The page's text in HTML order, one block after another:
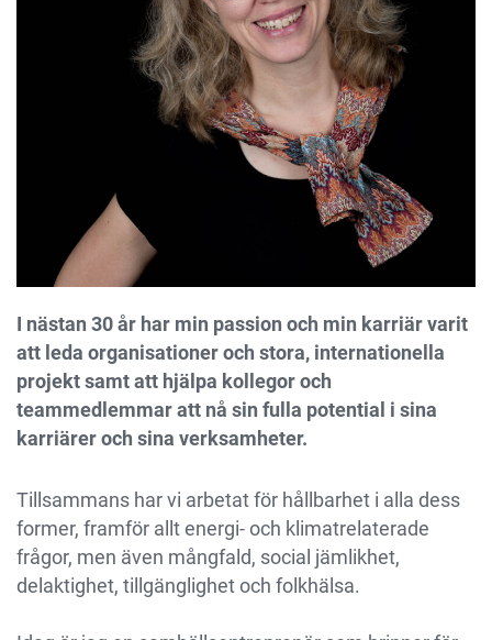
I nästan 30 år har min passion och min karriär varit
att leda organisationer och stora, internationella
projekt samt att hjälpa kollegor och
teammedlemmar att nå sin fulla potential i sina
karriärer och sina verksamheter.
Tillsammans har vi arbetat för hållbarhet i alla dess
former, framför allt energi- och klimatrelaterade
frågor, men även mångfald, social jämlikhet,
delaktighet, tillgänglighet och folkhälsa.